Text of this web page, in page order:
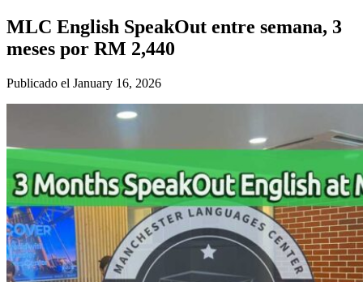
MLC English SpeakOut entre semana, 3
meses por RM 2,440
Publicado el January 16, 2026